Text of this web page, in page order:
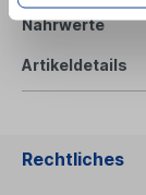
Nährwerte
Artikeldetails
Rechtliches